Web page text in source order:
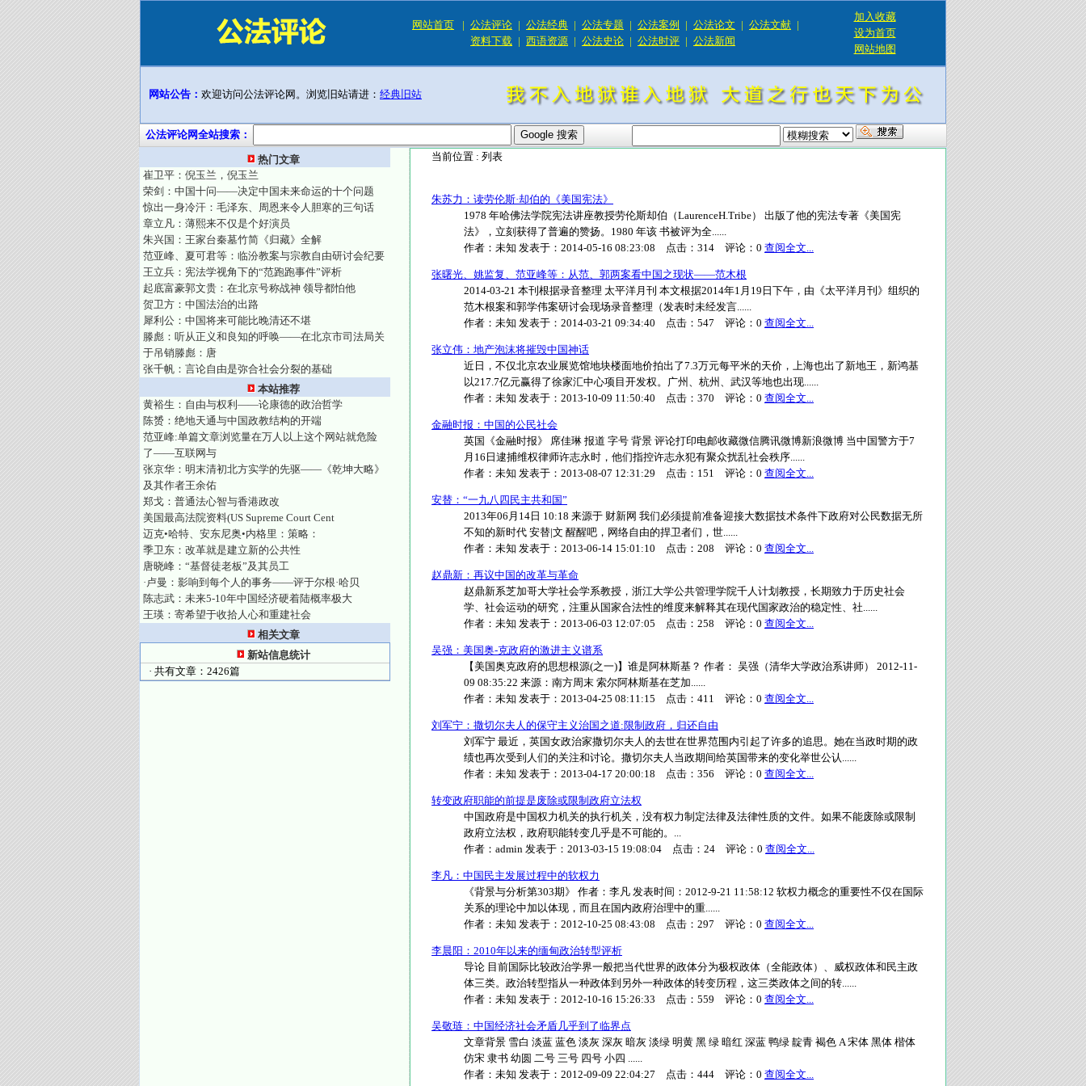
网站首页 | 公法评论 | 公法经典 | 公法专题 | 公法案例 | 公法论文 | 公法文献 |
资料下载 | 西语资源 | 公法史论 | 公法时评 | 公法新闻
加入收藏
设为首页
网站地图
网站公告： 欢迎访问公法评论网。浏览旧站请进： 经典旧站
公法评论网全站搜索：
热门文章
崔卫平：倪玉兰，倪玉兰
荣剑：中国十问——决定中国未来命运的十个问题
惊出一身冷汗：毛泽东、周恩来令人胆寒的三句话
章立凡：薄熙来不仅是个好演员
朱兴国：王家台秦墓竹简《归藏》全解
范亚峰、夏可君等：临汾教案与宗教自由研讨会纪要
王立兵：宪法学视角下的“范跑跑事件”评析
起底富豪郭文贵：在北京号称战神 领导都怕他
贺卫方：中国法治的出路
犀利公：中国将来可能比晚清还不堪
滕彪：听从正义和良知的呼唤——在北京市司法局关
于吊销滕彪：唐
张千帆：言论自由是弥合社会分裂的基础
本站推荐
黄裕生：自由与权利——论康德的政治哲学
陈赟：绝地天通与中国政教结构的开端
范亚峰:单篇文章浏览量在万人以上这个网站就危险
了——互联网与
张京华：明末清初北方实学的先驱——《乾坤大略》
及其作者王余佑
郑戈：普通法心智与香港政改
美国最高法院资料(US Supreme Court Cent
迈克•哈特、安东尼奥•内格里：策略：
季卫东：改革就是建立新的公共性
唐晓峰：“基督徒老板”及其员工
·卢曼：影响到每个人的事务——评于尔根·哈贝
陈志武：未来5-10年中国经济硬着陆概率极大
王瑛：寄希望于收拾人心和重建社会
相关文章
新站信息统计
· 共有文章：2426篇
当前位置 : 列表
朱苏力：读劳伦斯·却伯的《美国宪法》
1978 年哈佛法学院宪法讲座教授劳伦斯却伯（LaurenceH.Tribe） 出版了他的宪法专著《美国宪
法》，立刻获得了普遍的赞扬。1980 年该 书被评为全......
作者： 未知 发表于： 2014-05-16 08:23:08 点击： 314 评论： 0 查阅全文...
张曙光、姚监复、范亚峰等：从范、郭两案看中国之现状——范木根
2014-03-21 本刊根据录音整理 太平洋月刊 本文根据2014年1月19日下午，由《太平洋月刊》组织的
范木根案和郭学伟案研讨会现场录音整理（发表时未经发言......
作者： 未知 发表于： 2014-03-21 09:34:40 点击： 547 评论： 0 查阅全文...
张立伟：地产泡沫将摧毁中国神话
近日，不仅北京农业展览馆地块楼面地价拍出了7.3万元每平米的天价，上海也出了新地王，新鸿基
以217.7亿元赢得了徐家汇中心项目开发权。广州、杭州、武汉等地也出现......
作者： 未知 发表于： 2013-10-09 11:50:40 点击： 370 评论： 0 查阅全文...
金融时报：中国的公民社会
英国《金融时报》 席佳琳 报道 字号 背景 评论打印电邮收藏微信腾讯微博新浪微博 当中国警方于7
月16日逮捕维权律师许志永时，他们指控许志永犯有聚众扰乱社会秩序......
作者： 未知 发表于： 2013-08-07 12:31:29 点击： 151 评论： 0 查阅全文...
安替：“一九八四民主共和国”
2013年06月14日 10:18 来源于 财新网 我们必须提前准备迎接大数据技术条件下政府对公民数据无所
不知的新时代 安替|文 醒醒吧，网络自由的捍卫者们，世......
作者： 未知 发表于： 2013-06-14 15:01:10 点击： 208 评论： 0 查阅全文...
赵鼎新：再议中国的改革与革命
赵鼎新系芝加哥大学社会学系教授，浙江大学公共管理学院千人计划教授，长期致力于历史社会
学、社会运动的研究，注重从国家合法性的维度来解释其在现代国家政治的稳定性、社......
作者： 未知 发表于： 2013-06-03 12:07:05 点击： 258 评论： 0 查阅全文...
吴强：美国奥-克政府的激进主义谱系
【美国奥克政府的思想根源(之一)】谁是阿林斯基？ 作者： 吴强（清华大学政治系讲师） 2012-11-
09 08:35:22 来源：南方周末 索尔阿林斯基在芝加......
作者： 未知 发表于： 2013-04-25 08:11:15 点击： 411 评论： 0 查阅全文...
刘军宁：撒切尔夫人的保守主义治国之道:限制政府，归还自由
刘军宁 最近，英国女政治家撒切尔夫人的去世在世界范围内引起了许多的追思。她在当政时期的政
绩也再次受到人们的关注和讨论。撒切尔夫人当政期间给英国带来的变化举世公认......
作者： 未知 发表于： 2013-04-17 20:00:18 点击： 356 评论： 0 查阅全文...
转变政府职能的前提是废除或限制政府立法权
中国政府是中国权力机关的执行机关，没有权力制定法律及法律性质的文件。如果不能废除或限制
政府立法权，政府职能转变几乎是不可能的。...
作者： admin 发表于： 2013-03-15 19:08:04 点击： 24 评论： 0 查阅全文...
李凡：中国民主发展过程中的软权力
《背景与分析第303期》 作者：李凡 发表时间：2012-9-21 11:58:12 软权力概念的重要性不仅在国际
关系的理论中加以体现，而且在国内政府治理中的重......
作者： 未知 发表于： 2012-10-25 08:43:08 点击： 297 评论： 0 查阅全文...
李晨阳：2010年以来的缅甸政治转型评析
导论 目前国际比较政治学界一般把当代世界的政体分为极权政体（全能政体）、威权政体和民主政
体三类。政治转型指从一种政体到另外一种政体的转变历程，这三类政体之间的转......
作者： 未知 发表于： 2012-10-16 15:26:33 点击： 559 评论： 0 查阅全文...
吴敬琏：中国经济社会矛盾几乎到了临界点
文章背景 雪白 淡蓝 蓝色 淡灰 深灰 暗灰 淡绿 明黄 黑 绿 暗红 深蓝 鸭绿 靛青 褐色 A 宋体 黑体 楷体
仿宋 隶书 幼圆 二号 三号 四号 小四 ......
作者： 未知 发表于： 2012-09-09 22:04:27 点击： 444 评论： 0 查阅全文...